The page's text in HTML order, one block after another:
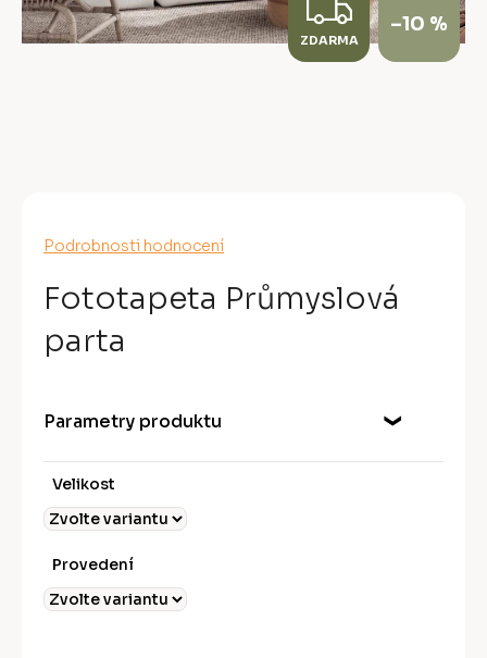
Průměrné
produktu
je
z
Podrobnosti hodnocení
Fototapeta Průmyslová
parta
Parametry produktu
Velikost
Provedení
Z
D
ZDARMA
–10 %